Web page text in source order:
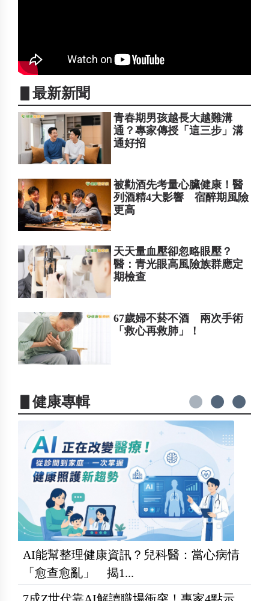
▋最新新聞
青春期男孩越長大越難溝
通？專家傳授「這三步」溝
通好招
被勸酒先考量心臟健康！醫
列酒精4大影響 宿醉期風險
更高
天天量血壓卻忽略眼壓？
醫：青光眼高風險族群應定
期檢查
67歲婦不菸不酒 兩次手術
「救心再救肺」！
▋健康專輯
AI能幫整理健康資訊？兒科醫：當心病情
「愈查愈亂」 揭1...